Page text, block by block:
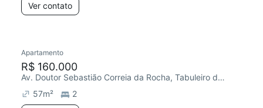
Ver contato
Redecorar
Apartamento
R$ 160.000
Av. Doutor Sebastião Correia da Rocha, Tabuleiro do Martins
57m²
2